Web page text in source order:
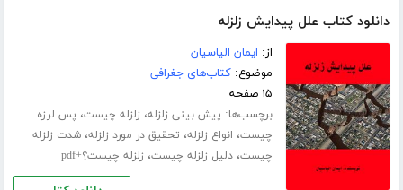
دانلود کتاب علل پیدایش زلزله
از: ایمان الیاسیان
موضوع:کتاب‌های جغرافی
۱۵ صفحه
برچسب‌ها: پیش بینی زلزله، زلزله چیست، پس لرزه
چیست، انواع زلزله، تحقیق در مورد زلزله،شدت زلزله
چیست،دلیل زلزله چیست، زلزله چیست؟+pdf